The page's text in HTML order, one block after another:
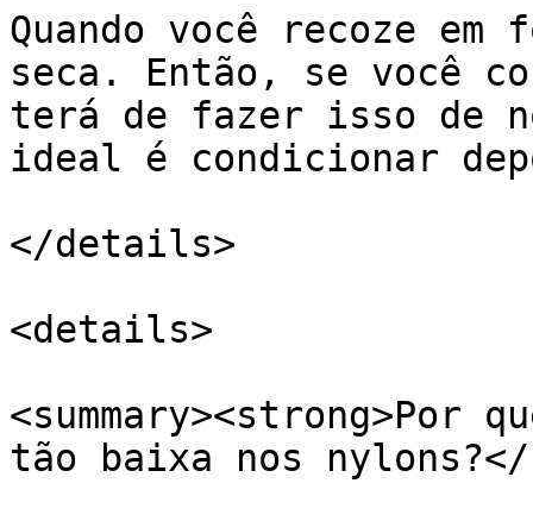
Quando você recoze em
seca. Então, se você
terá de fazer isso de
ideal é condicionar
</details>
<details>
<summary><strong>Por
tão baixa nos nylons?</